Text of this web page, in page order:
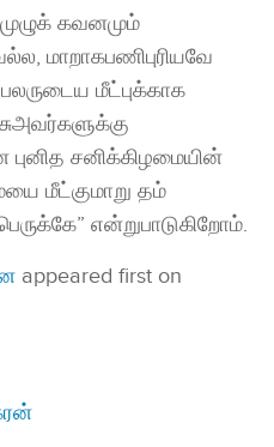
கவனமும்
மாறாகபணிபுரியவே
மீட்புக்காக
சனிக்கிழமையின்
மீட்குமாறு தம்
என்றுபாடுகிறோம்.
appeared first on